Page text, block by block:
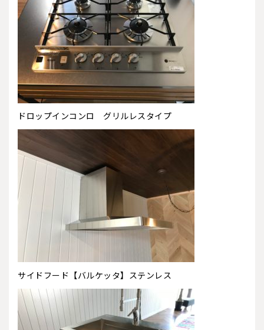
ドロップインコンロ グリルレスタイプ
サイドフード【バルケッタ】ステンレス